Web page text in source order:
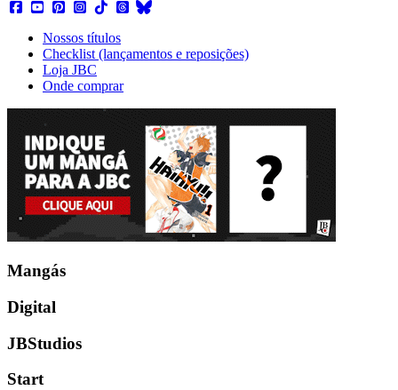
Nossos títulos
Checklist (lançamentos e reposições)
Loja JBC
Onde comprar
Mangás
Digital
JBStudios
Start